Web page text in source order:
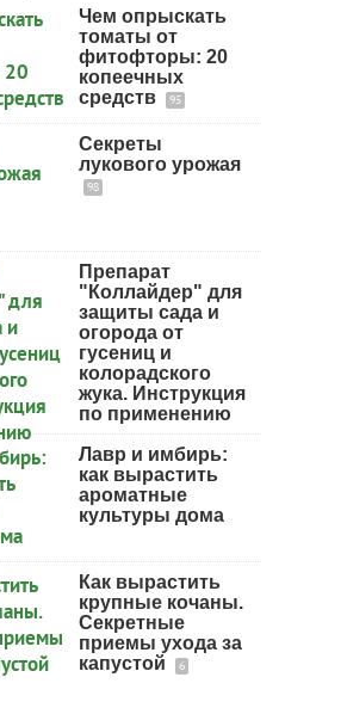
Чем опрыскать
томаты от
фитофторы: 20
копеечных
средств
95
Секреты
лукового урожая
98
Препарат
"Коллайдер" для
защиты сада и
огорода от
гусениц и
колорадского
жука. Инструкция
по применению
Лавр и имбирь:
как вырастить
ароматные
культуры дома
Как вырастить
крупные кочаны.
Секретные
приемы ухода за
капустой
6